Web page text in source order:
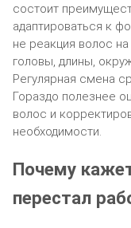
состоит
адаптироваться к
не реакция волос
головы, длины,
Регулярная смена
Гораздо полезнее
волос и
необходимости.
Почему
перестал